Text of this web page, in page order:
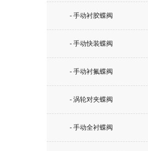
- 手动衬胶蝶阀
- 手动快装蝶阀
- 手动衬氟蝶阀
- 涡轮对夹蝶阀
- 手动全衬蝶阀